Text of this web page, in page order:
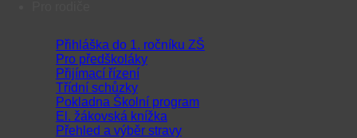
Přihláška do 1. ročníku ZŠ
Pro předškoláky
Přijímací řízení
Třídní schůzky
Pokladna Školní program
El. žákovská knížka
Přehled a výběr stravy